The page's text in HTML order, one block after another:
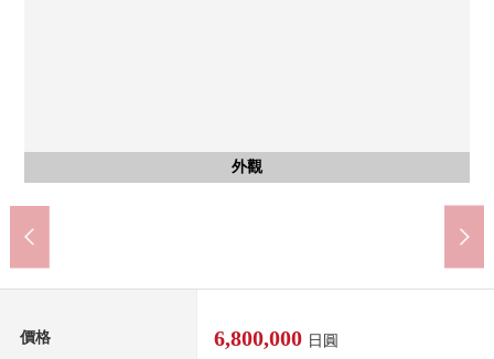
外觀
外觀
外觀
共有部分
停車場
其他當地
其他當地
其他當地
其他當地
入口
Mybasket日吉本町站東店(約240m)
ＯＫ日吉店(約780m)
apitaterasu橫濱綱島(約1100m)
橫濱南日吉郵局(約540m)
川崎市立井田醫院(約1700m)
橫濱市立日吉南小學(約550m)
橫濱市立日吉台中學(約440m)
價格 6,800,000 日圓